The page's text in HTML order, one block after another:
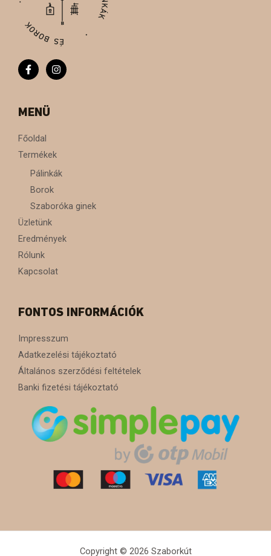
MENÜ
Főoldal
Termékek
Pálinkák
Borok
Szaboróka ginek
Üzletünk
Eredmények
Rólunk
Kapcsolat
FONTOS INFORMÁCIÓK
Impresszum
Adatkezelési tájékoztató
Általános szerződési feltételek
Banki fizetési tájékoztató
Copyright © 2026 Szaborkút